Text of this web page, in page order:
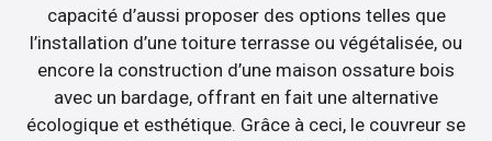
capacité d’aussi proposer des options telles que
l’installation d’une toiture terrasse ou végétalisée, ou
encore la construction d’une maison ossature bois
avec un bardage, offrant en fait une alternative
écologique et esthétique. Grâce à ceci, le couvreur se